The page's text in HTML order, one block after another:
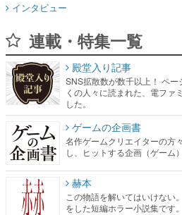
インタビュー
連載・特集一覧
殿堂入り記事
SNS拡散数が数千以上！ ペ
くの人々に読まれた、電ファ
した。
ゲームの企画書
名作ゲームクリエイターの方
し、ヒットする企画（ゲーム
赫本
この物語を解いてはいけない
をした短編ホラー小説集です。